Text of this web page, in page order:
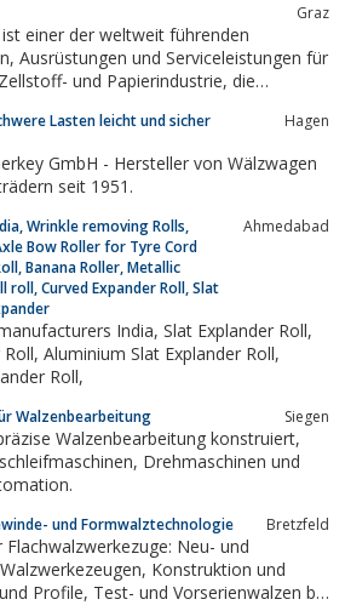
Graz
ist einer der weltweit führenden
für
Fest-Flüssig-Trennung.
Lasten leicht und sicher
Hagen
von Wälzwagen
seit 1951.
Wrinkle removing Rolls,
Bow Roller for Tyre Cord
Banana Roller, Metallic
roll, Curved Expander Roll, Slat
Ahmedabad
India, Slat Explander Roll,
Roll,
Roll,
Walzenbearbeitung Siegen
Walzenbearbeitung konstruiert,
Drehmaschinen und
und Formwalztechnologie Bretzfeld
Neu- und
Konstruktion und
bis